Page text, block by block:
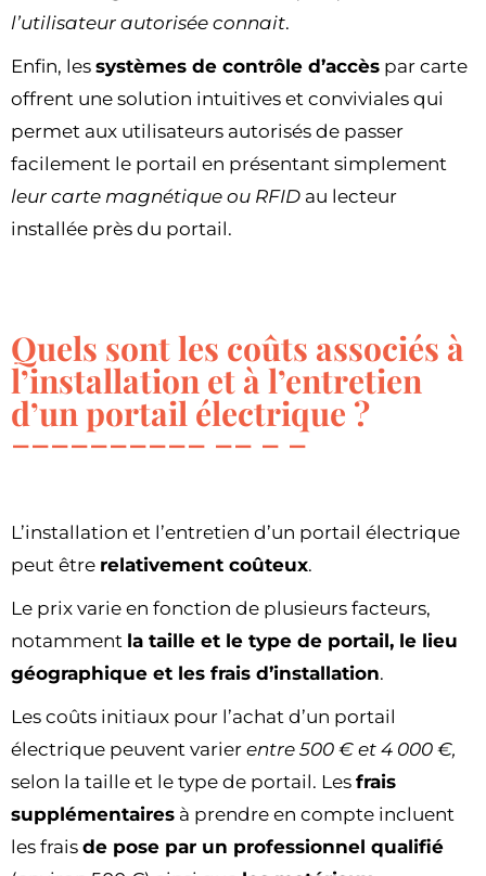
l’utilisateur autorisée connait.
Enfin, les systèmes de contrôle d’accès par carte
offrent une solution intuitives et conviviales qui
permet aux utilisateurs autorisés de passer
facilement le portail en présentant simplement
leur carte magnétique ou RFID au lecteur
installée près du portail.
Quels sont les coûts associés à
l’installation et à l’entretien
d’un portail électrique ?
L’installation et l’entretien d’un portail électrique
peut être relativement coûteux.
Le prix varie en fonction de plusieurs facteurs,
notamment la taille et le type de portail, le lieu
géographique et les frais d’installation.
Les coûts initiaux pour l’achat d’un portail
électrique peuvent varier entre 500 € et 4 000 €,
selon la taille et le type de portail. Les frais
supplémentaires à prendre en compte incluent
les frais de pose par un professionnel qualifié